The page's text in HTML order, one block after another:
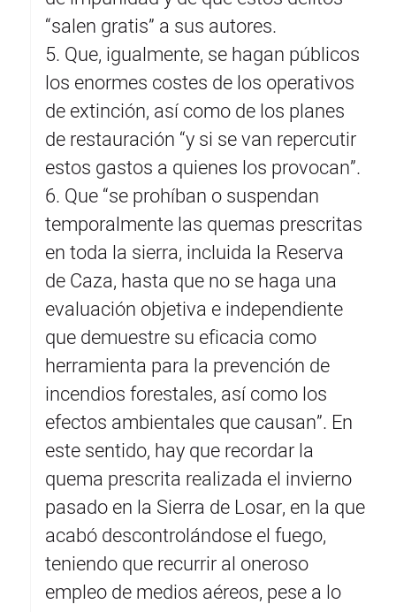
“salen gratis” a sus autores.
5. Que, igualmente, se hagan públicos
los enormes costes de los operativos
de extinción, así como de los planes
de restauración “y si se van repercutir
estos gastos a quienes los provocan”.
6. Que “se prohíban o suspendan
temporalmente las quemas prescritas
en toda la sierra, incluida la Reserva
de Caza, hasta que no se haga una
evaluación objetiva e independiente
que demuestre su eficacia como
herramienta para la prevención de
incendios forestales, así como los
efectos ambientales que causan”. En
este sentido, hay que recordar la
quema prescrita realizada el invierno
pasado en la Sierra de Losar, en la que
acabó descontrolándose el fuego,
teniendo que recurrir al oneroso
empleo de medios aéreos, pese a lo